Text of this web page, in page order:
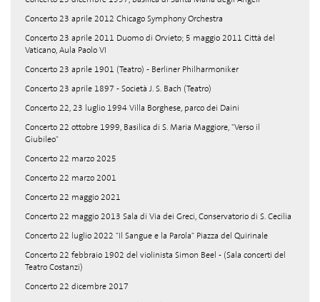
Concerto 23 aprile 2012 Chicago Symphony Orchestra
Concerto 23 aprile 2011 Duomo di Orvieto; 5 maggio 2011 Città del
Vaticano, Aula Paolo VI
Concerto 23 aprile 1901 (Teatro) - Berliner Philharmoniker
Concerto 23 aprile 1897 - Società J. S. Bach (Teatro)
Concerto 22, 23 luglio 1994 Villa Borghese, parco dei Daini
Concerto 22 ottobre 1999, Basilica di S. Maria Maggiore, "Verso il
Giubileo"
Concerto 22 marzo 2025
Concerto 22 marzo 2001
Concerto 22 maggio 2021
Concerto 22 maggio 2013 Sala di Via dei Greci, Conservatorio di S. Cecilia
Concerto 22 luglio 2022 "Il Sangue e la Parola" Piazza del Quirinale
Concerto 22 febbraio 1902 del violinista Simon Beel - (Sala concerti del
Teatro Costanzi)
Concerto 22 dicembre 2017